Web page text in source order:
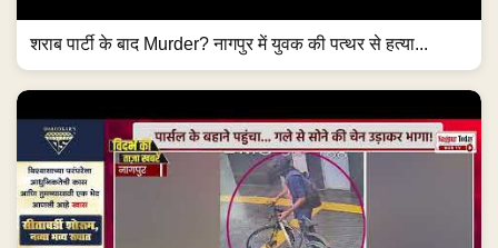
शराब पार्टी के बाद Murder? नागपुर में युवक की पत्थर से हत्या...